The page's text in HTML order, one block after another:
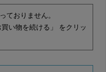
ておりません。
い物を続ける」 をクリッ